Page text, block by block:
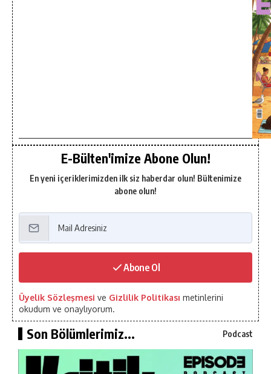
E-Bülten'imize Abone Olun!
En yeni içeriklerimizden ilk siz haberdar olun! Bültenimize
abone olun!
Abone Ol
Üyelik Sözleşmesi ve Gizlilik Politikası metinlerini
okudum ve onaylıyorum.
Son Bölümlerimiz... Podcast